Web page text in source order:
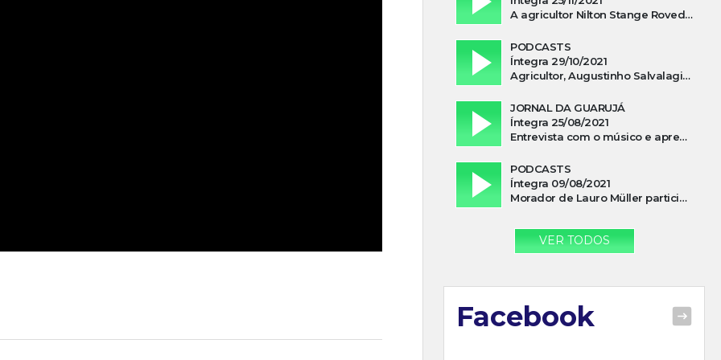
A agricultor Nilton Stange Roveda, afirma ter recebido ajuda espiritual durante acidente
PODCASTS
Íntegra 29/10/2021
Agricultor, Augustinho Salvalagio, relata sobre aparição do Cavaleiro Negro no Rio das Furnas
JORNAL DA GUARUJÁ
Íntegra 25/08/2021
Entrevista com o músico e apresentador, Lismael Ferrareis, no Cidade e Campo
PODCASTS
Íntegra 09/08/2021
Morador de Lauro Müller participa de motociata em apoio a Bolsonaro
VER TODOS
Facebook